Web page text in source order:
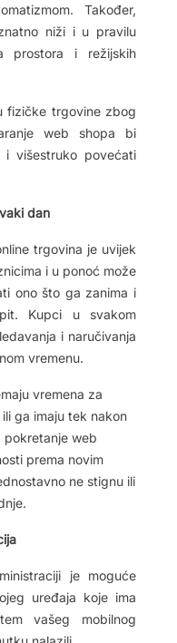
Također,
niži i u pravilu
prostora i režijskih
fizičke trgovine zbog
web shopa bi
i višestruko povećati
dan
trgovina je uvijek
i u ponoć može
ono što ga zanima i
Kupci u svakom
i naručivanja
vremenu.
vremena za
ga imaju tek nakon
web
prema novim
ne stignu ili
je moguće
uređaja koje ima
vašeg mobilnog